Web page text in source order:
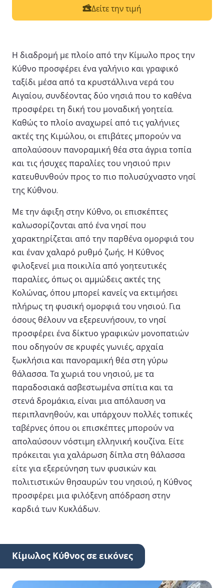
Δείτε την τιμή
Η διαδρομή με πλοίο από την Κίμωλο προς την
Κύθνο προσφέρει ένα γαλήνιο και γραφικό
ταξίδι μέσα από τα κρυστάλλινα νερά του
Αιγαίου, συνδέοντας δύο νησιά που το καθένα
προσφέρει τη δική του μοναδική γοητεία.
Καθώς το πλοίο αναχωρεί από τις γαλήνιες
ακτές της Κιμώλου, οι επιβάτες μπορούν να
απολαύσουν πανοραμική θέα στα άγρια τοπία
και τις ήσυχες παραλίες του νησιού πριν
κατευθυνθούν προς το πιο πολυσύχναστο νησί
της Κύθνου.
Με την άφιξη στην Κύθνο, οι επισκέπτες
καλωσορίζονται από ένα νησί που
χαρακτηρίζεται από την παρθένα ομορφιά του
και έναν χαλαρό ρυθμό ζωής. Η Κύθνος
φιλοξενεί μια ποικιλία από γοητευτικές
παραλίες, όπως οι αμμώδεις ακτές της
Κολώνας, όπου μπορεί κανείς να εκτιμήσει
πλήρως τη φυσική ομορφιά του νησιού. Για
όσους θέλουν να εξερευνήσουν, το νησί
προσφέρει ένα δίκτυο γραφικών μονοπατιών
που οδηγούν σε κρυφές γωνιές, αρχαία
ξωκλήσια και πανοραμική θέα στη γύρω
θάλασσα. Τα χωριά του νησιού, με τα
παραδοσιακά ασβεστωμένα σπίτια και τα
στενά δρομάκια, είναι μια απόλαυση να
περιπλανηθούν, και υπάρχουν πολλές τοπικές
ταβέρνες όπου οι επισκέπτες μπορούν να
απολαύσουν νόστιμη ελληνική κουζίνα. Είτε
πρόκειται για χαλάρωση δίπλα στη θάλασσα
είτε για εξερεύνηση των φυσικών και
πολιτιστικών θησαυρών του νησιού, η Κύθνος
προσφέρει μια φιλόξενη απόδραση στην
καρδιά των Κυκλάδων.
Κίμωλος Κύθνος σε εικόνες